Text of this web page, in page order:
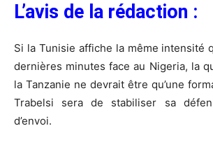
L’avis de la rédaction :
Si la Tunisie affiche la même intensité
dernières minutes face au Nigeria, la
la Tanzanie ne devrait être qu’une
Trabelsi sera de stabiliser sa
d’envoi.